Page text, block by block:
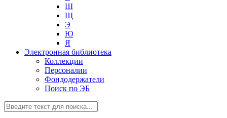
Ш
Щ
Э
Ю
Я
Электронная библиотека
Коллекции
Персоналии
Фондодержатели
Поиск по ЭБ